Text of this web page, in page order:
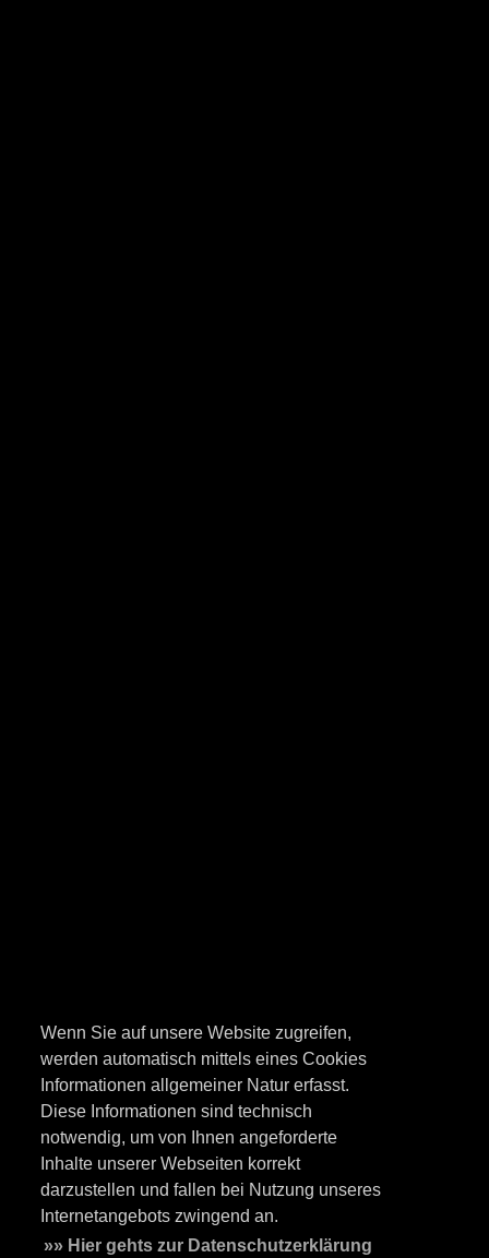
Wenn Sie auf unsere Website zugreifen,
werden automatisch mittels eines Cookies
Informationen allgemeiner Natur erfasst.
Diese Informationen sind technisch
notwendig, um von Ihnen angeforderte
Inhalte unserer Webseiten korrekt
darzustellen und fallen bei Nutzung unseres
Internetangebots zwingend an.
»» Hier gehts zur Datenschutzerklärung